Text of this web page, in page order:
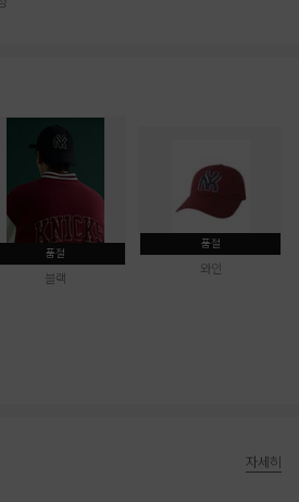
품절
블랙
품절
와인
자세히